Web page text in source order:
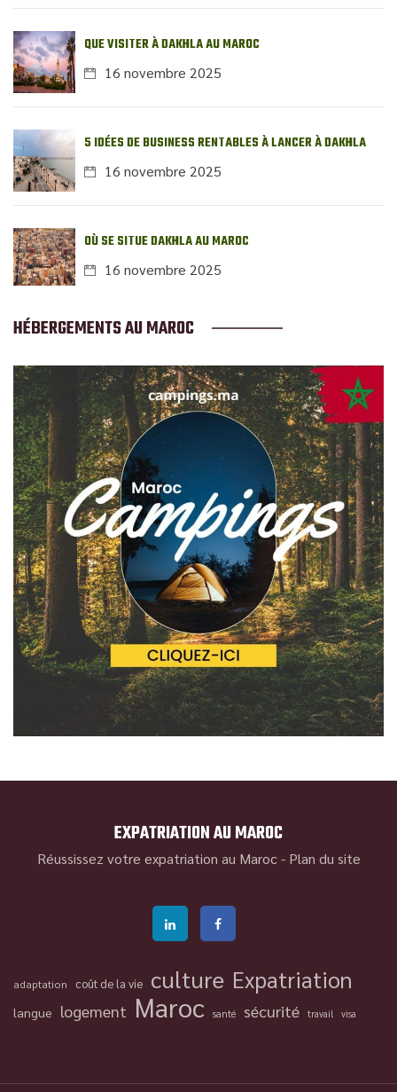
QUE VISITER À DAKHLA AU MAROC
16 novembre 2025
5 IDÉES DE BUSINESS RENTABLES À LANCER À DAKHLA
16 novembre 2025
OÙ SE SITUE DAKHLA AU MAROC
16 novembre 2025
HÉBERGEMENTS AU MAROC
EXPATRIATION AU MAROC
Réussissez votre expatriation au Maroc - Plan du site
adaptation coût de la vie culture Expatriation
langue logement Maroc santé sécurité travail visa